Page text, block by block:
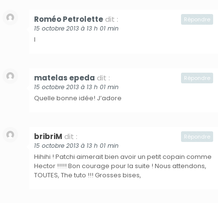
Roméo Petrolette dit :
15 octobre 2013 à 13 h 01 min
I
Répondre
matelas epeda dit :
15 octobre 2013 à 13 h 01 min
Quelle bonne idée! J’adore
Répondre
bribriM dit :
15 octobre 2013 à 13 h 01 min
Hihihi ! Patchi aimerait bien avoir un petit copain comme
Hector !!!!! Bon courage pour la suite ! Nous attendons,
TOUTES, The tuto !!! Grosses bises,
Répondre